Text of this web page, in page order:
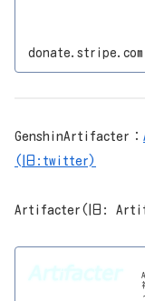
donate.stripe.com
GenshinArtifacter：
(旧:twitter)
Artifacter(旧: